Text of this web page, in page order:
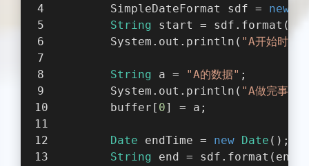
        SimpleDateFormat sdf =
new
String start =
        System.out.println(
"A开始时间
String a = "A的数据" ;
        System.out.println(
"A做完
        buffer[
0] = a;
Date endTime = new Date ();
String end =